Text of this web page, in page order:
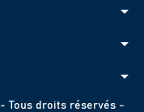
arrow_drop_down
arrow_drop_down
arrow_drop_down
- Tous droits réservés -